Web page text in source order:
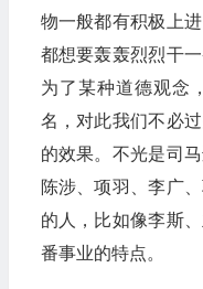
物一般都有积极上
都想要轰轰烈烈干
为了某种道德观念
名，对此我们不必
的效果。不光是司
陈涉、项羽、李广
的人，比如像李斯
番事业的特点。